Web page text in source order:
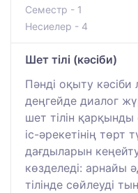
Семестр - 1
Несиелер - 4
Шет тілі (кәсіби)
Пәнді оқыту кәсіби
деңгейде диалог
шет тілін
іс-әрекетінің төрт
дағдыларын
көзделеді: арнайы
тілінде сөйлеуді